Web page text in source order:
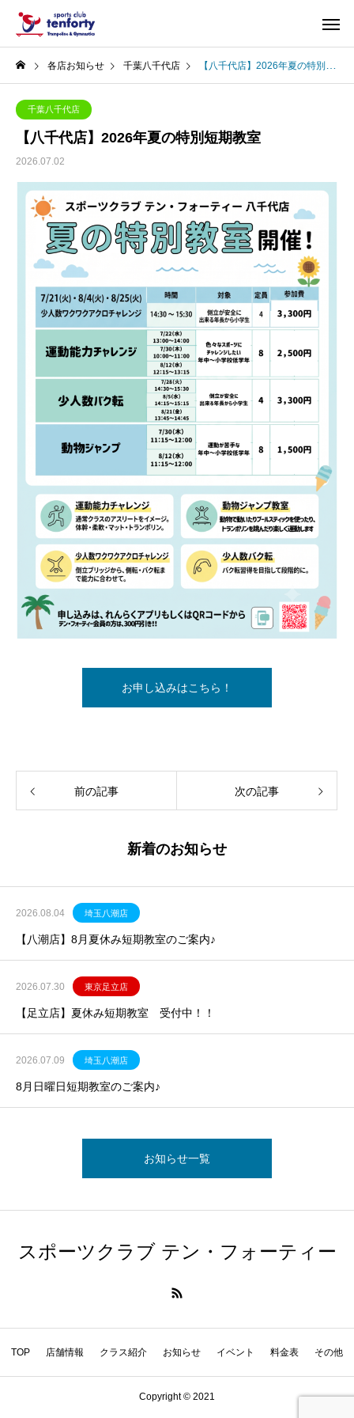
各店お知らせ 千葉八千代店 【八千代店】2026年夏の特別短期教室
千葉八千代店
【八千代店】2026年夏の特別短期教室
2026.07.02
お申し込みはこちら！
前の記事 次の記事
新着のお知らせ
2026.08.04 埼玉八潮店
【八潮店】8月夏休み短期教室のご案内♪
2026.07.30 東京足立店
【足立店】夏休み短期教室 受付中！！
2026.07.09 埼玉八潮店
8月日曜日短期教室のご案内♪
お知らせ一覧
スポーツクラブ テン・フォーティー
TOP 店舗情報 クラス紹介 お知らせ イベント 料金表 その他
Copyright © 2021